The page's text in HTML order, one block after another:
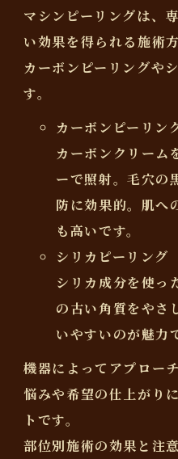
マシンピーリングは、
い効果を得られる施術
カーボンピーリングや
す。
カーボンピーリン
カーボンクリーム
ーで照射。毛穴の
防に効果的。肌へ
も高いです。
シリカピーリング
シリカ成分を使っ
の古い角質をやさ
いやすいのが魅力
機器によってアプロー
悩みや希望の仕上がり
トです。
部位別施術の効果と注